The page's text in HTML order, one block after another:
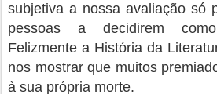
subjetiva a nossa avaliação só
pessoas a decidirem
Felizmente a História da
nos mostrar que muitos
à sua própria morte.